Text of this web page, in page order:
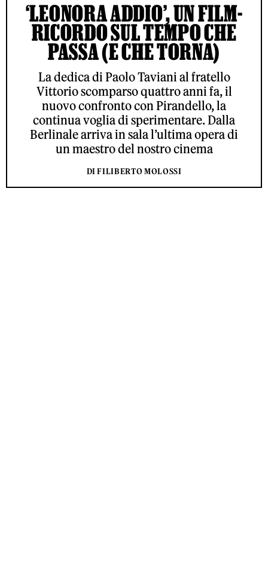
‘LEONORA ADDIO’, UN FILM-
RICORDO SUL TEMPO CHE
PASSA (E CHE TORNA)
La dedica di Paolo Taviani al fratello
Vittorio scomparso quattro anni fa, il
nuovo confronto con Pirandello, la
continua voglia di sperimentare. Dalla
Berlinale arriva in sala l’ultima opera di
un maestro del nostro cinema
DI FILIBERTO MOLOSSI